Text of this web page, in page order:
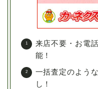
来店不要・お電
能！
一括査定のよう
し！